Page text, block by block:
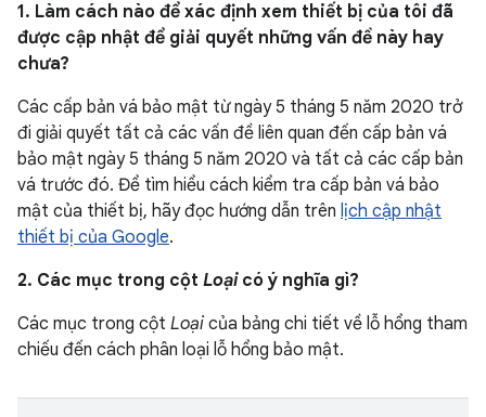
1. Làm cách nào để xác định xem thiết bị của tôi đã
được cập nhật để giải quyết những vấn đề này hay
chưa?
Các cấp bản vá bảo mật từ ngày 5 tháng 5 năm 2020 trở
đi giải quyết tất cả các vấn đề liên quan đến cấp bản vá
bảo mật ngày 5 tháng 5 năm 2020 và tất cả các cấp bản
vá trước đó. Để tìm hiểu cách kiểm tra cấp bản vá bảo
mật của thiết bị, hãy đọc hướng dẫn trên lịch cập nhật
thiết bị của Google.
2. Các mục trong cột Loạicó ý nghĩa gì?
Các mục trong cột Loại của bảng chi tiết về lỗ hổng tham
chiếu đến cách phân loại lỗ hổng bảo mật.